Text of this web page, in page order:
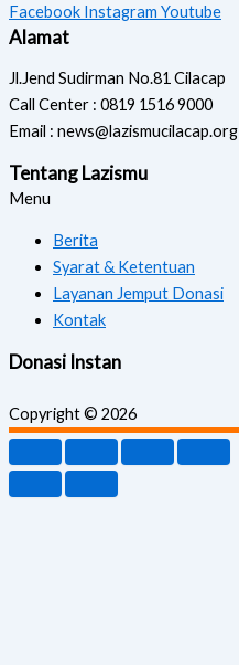
Facebook Instagram Youtube
Alamat
Jl.Jend Sudirman No.81 Cilacap
Call Center : 0819 1516 9000
Email : news@lazismucilacap.org
Tentang Lazismu
Menu
Berita
Syarat & Ketentuan
Layanan Jemput Donasi
Kontak
Donasi Instan
Copyright © 2026